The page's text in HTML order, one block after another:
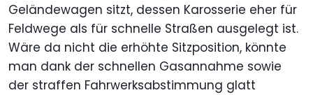
Geländewagen sitzt, dessen Karosserie eher für
Feldwege als für schnelle Straßen ausgelegt ist.
Wäre da nicht die erhöhte Sitzposition, könnte
man dank der schnellen Gasannahme sowie
der straffen Fahrwerksabstimmung glatt